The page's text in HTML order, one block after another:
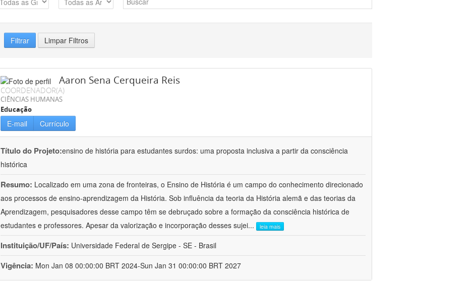
Filtrar Limpar Filtros
Aaron Sena Cerqueira Reis
COORDENADOR(A)
CIÊNCIAS HUMANAS
Educação
E-mail Currículo
Título do Projeto:ensino de história para estudantes surdos: uma proposta inclusiva a partir da consciência
histórica
Resumo: Localizado em uma zona de fronteiras, o Ensino de História é um campo do conhecimento direcionado
aos processos de ensino-aprendizagem da História. Sob influência da teoria da História alemã e das teorias da
Aprendizagem, pesquisadores desse campo têm se debruçado sobre a formação da consciência histórica de
estudantes e professores. Apesar da valorização e incorporação desses sujei... leia mais
Instituição/UF/País: Universidade Federal de Sergipe - SE - Brasil
Vigência: Mon Jan 08 00:00:00 BRT 2024-Sun Jan 31 00:00:00 BRT 2027